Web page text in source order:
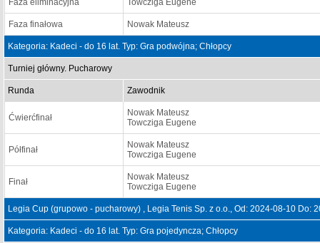
Faza eliminacyjna Towcziga Eugene
Faza finałowa Nowak Mateusz
Kategoria: Kadeci - do 16 lat. Typ: Gra podwójna; Chłopcy
Turniej główny. Pucharowy
Runda Zawodnik
Ćwierćfinał
Nowak Mateusz
Towcziga Eugene
Półfinał
Nowak Mateusz
Towcziga Eugene
Finał
Nowak Mateusz
Towcziga Eugene
Legia Cup (grupowo - pucharowy) , Legia Tenis Sp. z o.o., Od: 2024-08-10 Do:
Kategoria: Kadeci - do 16 lat. Typ: Gra pojedyncza; Chłopcy